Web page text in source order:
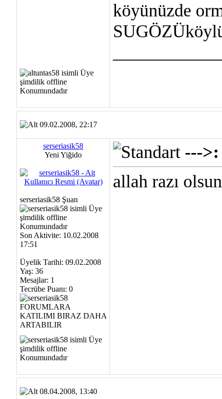
köyünüzde
09.02.2008, 22:17
serseriasik58
Yeni Yiğido
serseriasik58 Şuan
Son Aktivite: 10.02.2008
17:51
Üyelik Tarihi: 09.02.2008
Yaş: 36
Mesajlar: 1
Tecrübe Puanı: 0
---
allah razı
08.04.2008, 13:40